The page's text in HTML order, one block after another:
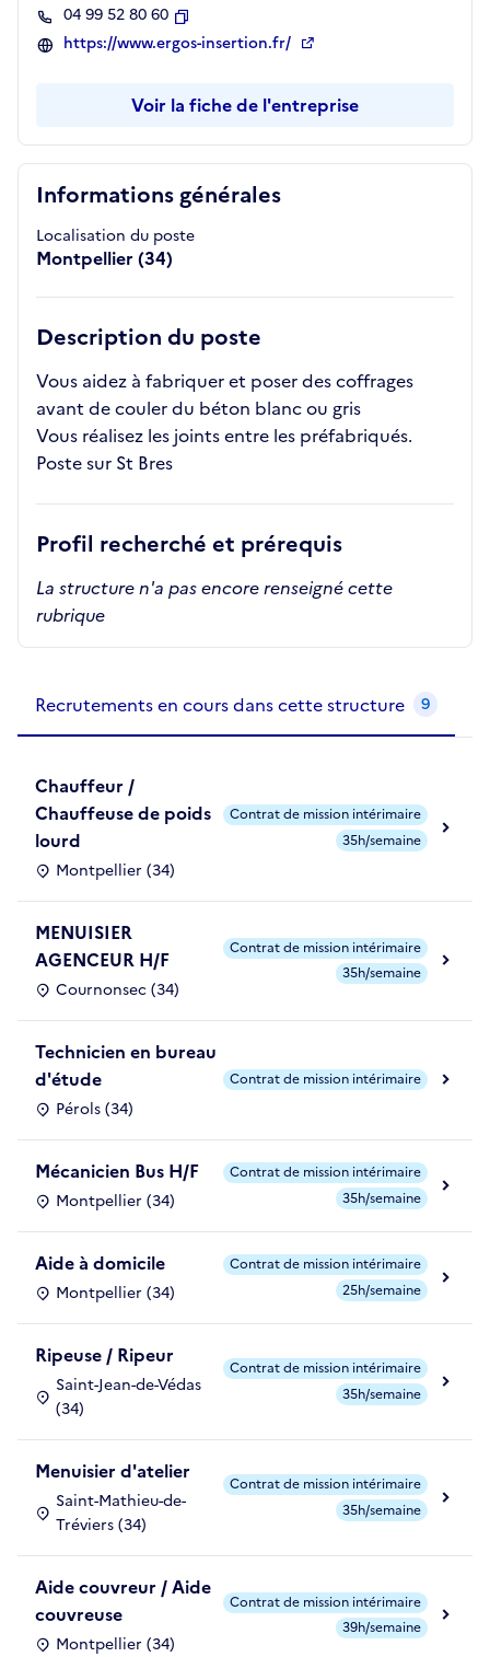
Informations générales
Localisation du poste
Montpellier (34)
Description du poste
Vous aidez à fabriquer et poser des coffrages
avant de couler du béton blanc ou gris
Vous réalisez les joints entre les préfabriqués.
Poste sur St Bres
Profil recherché et prérequis
La structure n'a pas encore renseigné cette
rubrique
04 99 52 80 60
Copier
https://www.ergos-insertion.fr/
Voir la fiche de l'entreprise
Recrutements en cours dans cette structure 9
Chauffeur /
Chauffeuse de poids
lourd
Montpellier (34)
Contrat de mission intérimaire
35h/semaine
MENUISIER
AGENCEUR H/F
Cournonsec (34)
Contrat de mission intérimaire
35h/semaine
Technicien en bureau
d'étude
Pérols (34)
Contrat de mission intérimaire
Mécanicien Bus H/F
Montpellier (34)
Contrat de mission intérimaire
35h/semaine
Aide à domicile
Montpellier (34)
Contrat de mission intérimaire
25h/semaine
Ripeuse / Ripeur
Saint-Jean-de-Védas
(34)
Contrat de mission intérimaire
35h/semaine
Menuisier d'atelier
Saint-Mathieu-de-
Tréviers (34)
Contrat de mission intérimaire
35h/semaine
Aide couvreur / Aide
couvreuse
Montpellier (34)
Contrat de mission intérimaire
39h/semaine